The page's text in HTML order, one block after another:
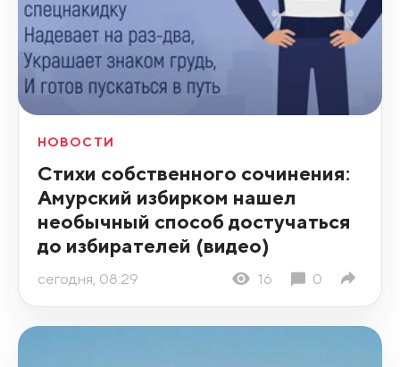
НОВОСТИ
Стихи собственного сочинения:
Амурский избирком нашел
необычный способ достучаться
до избирателей (видео)
сегодня, 08:29 16 0